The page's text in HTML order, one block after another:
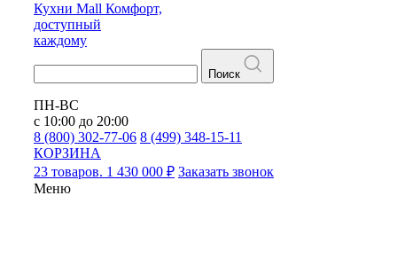
Кухни Mall Комфорт,
доступный
каждому
Поиск
ПН-ВС
с 10:00 до 20:00
8 (800) 302-77-06 8 (499) 348-15-11
КОРЗИНА
23 товаров. 1 430 000 ₽ Заказать звонок
Меню